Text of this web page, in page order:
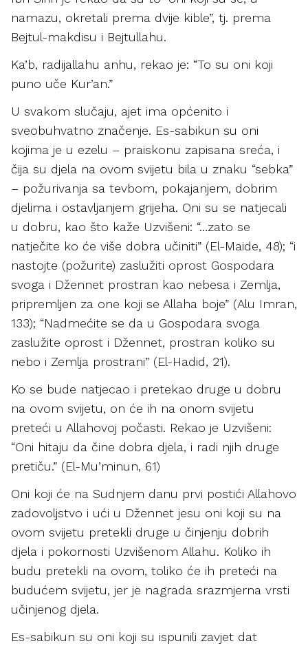
namazu, okretali prema dvije kible”, tj. prema
Bejtul-makdisu i Bejtullahu.
Ka’b, radijallahu anhu, rekao je: “To su oni koji
puno uče Kur’an.”
U svakom slučaju, ajet ima općenito i
sveobuhvatno značenje. Es-sabikun su oni
kojima je u ezelu – praiskonu zapisana sreća, i
čija su djela na ovom svijetu bila u znaku “sebka”
– požurivanja sa tevbom, pokajanjem, dobrim
djelima i ostavljanjem grijeha. Oni su se natjecali
u dobru, kao što kaže Uzvišeni: “…zato se
natječite ko će više dobra učiniti” (El-Maide, 48); “i
nastojte (požurite) zaslužiti oprost Gospodara
svoga i Džennet prostran kao nebesa i Zemlja,
pripremljen za one koji se Allaha boje” (Alu Imran,
133); “Nadmećite se da u Gospodara svoga
zaslužite oprost i Džennet, prostran koliko su
nebo i Zemlja prostrani” (El-Hadid, 21).
Ko se bude natjecao i pretekao druge u dobru
na ovom svijetu, on će ih na onom svijetu
preteći u Allahovoj počasti. Rekao je Uzvišeni:
“Oni hitaju da čine dobra djela, i radi njih druge
pretiču.” (El-Mu’minun, 61)
Oni koji će na Sudnjem danu prvi postići Allahovo
zadovoljstvo i ući u Džennet jesu oni koji su na
ovom svijetu pretekli druge u činjenju dobrih
djela i pokornosti Uzvišenom Allahu. Koliko ih
budu pretekli na ovom, toliko će ih preteći na
budućem svijetu, jer je nagrada srazmjerna vrsti
učinjenog djela.
Es-sabikun su oni koji su ispunili zavjet dat